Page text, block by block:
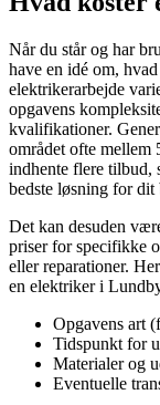
Når du står og har
have en idé om,
elektrikerarbejde
opgavens
kvalifikationer.
området ofte mellem
indhente flere tilbud,
bedste løsning for dit
Det kan desuden
priser for specifikke
eller reparationer.
en elektriker i
Opgavens art
Tidspunkt for
Materialer og
Eventuelle